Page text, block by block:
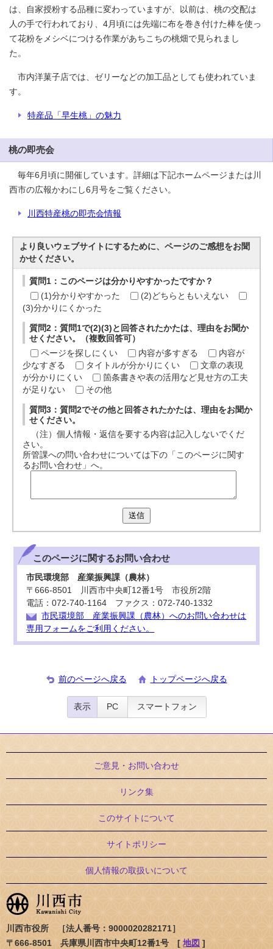
は、自家授粉する品種に変わっていますが、以前は、桃の交配は
人の手で行われており、4月頃には先端に布を巻き付けた棒を使っ
て花粉をメシベにつける作業があちこちの桃畑で見られまし
た。
市内洋菓子店では、ゼリーなどの加工品としても使われていま
す。
特産品「早生桃」の魅力
桃の即売会
毎年6月頃に開催しています。詳細は下記ホームページまたは川
西市の広報かわにし6月号をご覧ください。
川西特産桃の即売会情報
より良いウェブサイトにするために、ページのご感想をお聞
かせください。
質問1：このページは分かりやすかったですか？
(1)分かりやすかった
(2)どちらともいえない
(3)分かりにくかった
質問2：質問1で(2)(3)と回答されたかたは、理由をお聞か
せください。（複数回答可）
ページを探しにくい
内容が多すぎる
内容が
少なすぎる
タイトルが分かりにくい
文章の表現
が分かりにくい
箇条書きや表の活用など見せ方の工夫
が足りない
その他
質問3：質問2でその他と回答されたかたは、理由をお聞か
せください。
（注）個人情報・返信を要する内容は記入しないでくだ
さい。
所管課への問い合わせについては下の「このページに関す
るお問い合わせ」へ。
送信
このページに関するお問い合わせ
市民環境部 産業振興課（農林）
〒666-8501 川西市中央町12番1号 市役所2階
電話：072-740-1164 ファクス：072-740-1332
市民環境部 産業振興課（農林）へのお問い合わせは
専用フォームをご利用ください。
前のページへ戻る トップページへ戻る
表示 PC スマートフォン
ご意見・お問い合わせ
リンク集
このサイトについて
サイトポリシー
個人情報の取扱いについて
川西市役所 ［法人番号：9000020282171］
〒666-8501 兵庫県川西市中央町12番1号 [ 地図 ]